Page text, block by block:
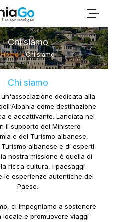
Chi siamo
Home > Chi siamo
Chi siamo
un'associazione dedicata alla
come destinazione
e accattivante. Lanciata nel
il supporto del Ministero
e del Turismo albanese,
albanese e di esperti
nostra missione è quella di
ricca cultura, i paesaggi
le esperienze autentiche del
Paese.
ci impegniamo a sostenere
locale e promuovere viaggi